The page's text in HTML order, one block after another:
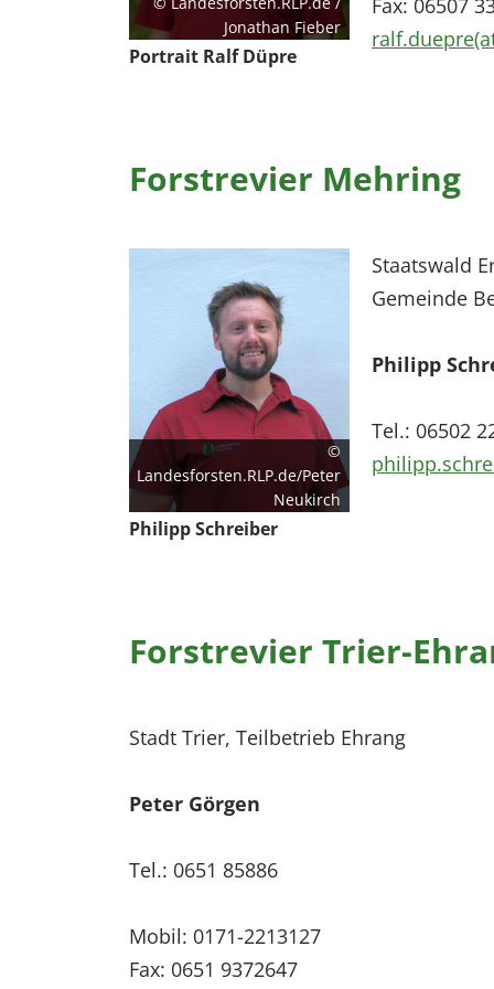
Jonathan Fieber
Portrait Ralf Düpre
Fax: 06507
Forstrevier Mehring
©
Landesforsten.RLP.de/Peter
Neukirch
Philipp Schreiber
Staatswald
Gemeinde
Philipp
Tel.: 06502
Forstrevier Trier-
Stadt Trier, Teilbetrieb Ehrang
Peter Görgen
Tel.: 0651 85886
Mobil: 0171-2213127
Fax: 0651 9372647